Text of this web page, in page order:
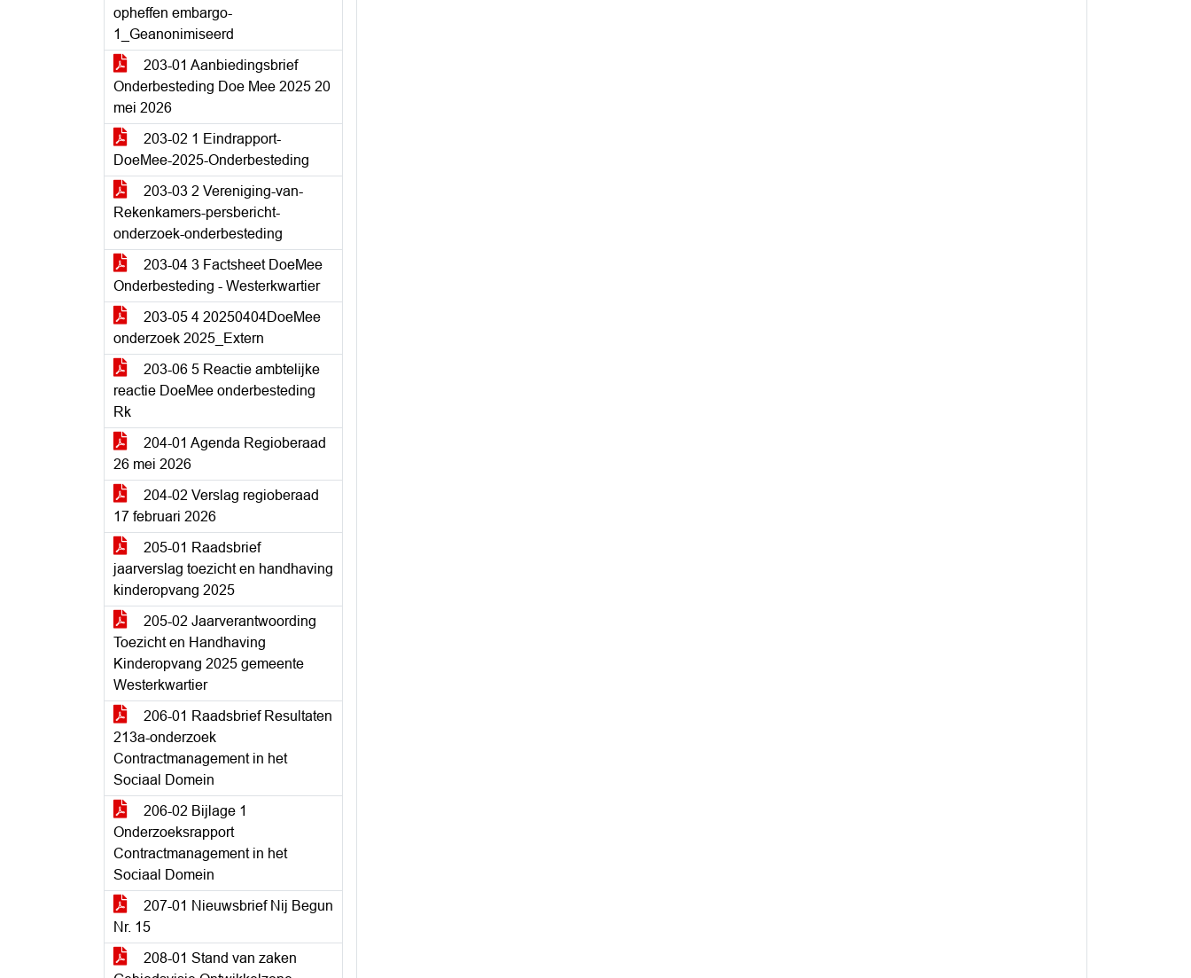
opheffen embargo-
1_Geanonimiseerd
203-01 Aanbiedingsbrief
Onderbesteding Doe Mee 2025 20
mei 2026
203-02 1 Eindrapport-
DoeMee-2025-Onderbesteding
203-03 2 Vereniging-van-
Rekenkamers-persbericht-
onderzoek-onderbesteding
203-04 3 Factsheet DoeMee
Onderbesteding - Westerkwartier
203-05 4 20250404DoeMee
onderzoek 2025_Extern
203-06 5 Reactie ambtelijke
reactie DoeMee onderbesteding
Rk
204-01 Agenda Regioberaad
26 mei 2026
204-02 Verslag regioberaad
17 februari 2026
205-01 Raadsbrief
jaarverslag toezicht en handhaving
kinderopvang 2025
205-02 Jaarverantwoording
Toezicht en Handhaving
Kinderopvang 2025 gemeente
Westerkwartier
206-01 Raadsbrief Resultaten
213a-onderzoek
Contractmanagement in het
Sociaal Domein
206-02 Bijlage 1
Onderzoeksrapport
Contractmanagement in het
Sociaal Domein
207-01 Nieuwsbrief Nij Begun
Nr. 15
208-01 Stand van zaken